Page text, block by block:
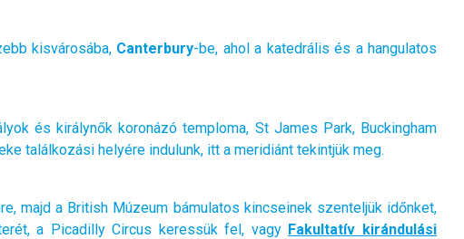
kisvárosába, Canterbury-be, ahol a katedrális és a hangulatos
és királynők koronázó temploma, St James Park, Buckingham
találkozási helyére indulunk, itt a meridiánt tekintjük meg.
majd a British Múzeum bámulatos kincseinek szenteljük időnket,
a Picadilly Circus keressük fel, vagy Fakultatív kirándulási